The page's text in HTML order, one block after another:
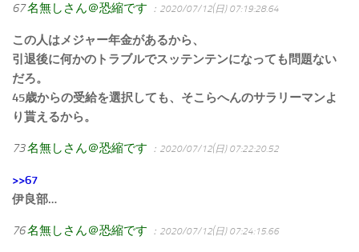
67名無しさん＠恐縮です ：2020/07/12(日) 07:19:28.64
この人はメジャー年金があるから、
引退後に何かのトラブルでスッテンテンになっても問題ない
だろ。
45歳からの受給を選択しても、そこらへんのサラリーマンよ
り貰えるから。
73名無しさん＠恐縮です ：2020/07/12(日) 07:22:20.52
>>67
伊良部…
76名無しさん＠恐縮です ：2020/07/12(日) 07:24:15.66